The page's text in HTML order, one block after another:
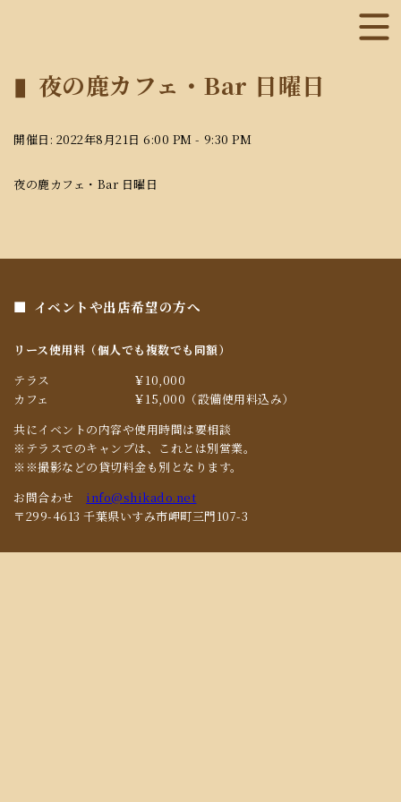
夜の鹿カフェ・Bar 日曜日
開催日: 2022年8月21日 6:00 PM - 9:30 PM
夜の鹿カフェ・Bar 日曜日
イベントや出店希望の方へ
リース使用料（個人でも複数でも同額）
テラス
￥10,000
カフェ
￥15,000（設備使用料込み）
共にイベントの内容や使用時間は要相談
※テラスでのキャンプは、これとは別営業。
※※撮影などの貸切料金も別となります。
お問合わせ info@shikado.net
〒299-4613 千葉県いすみ市岬町三門107-3